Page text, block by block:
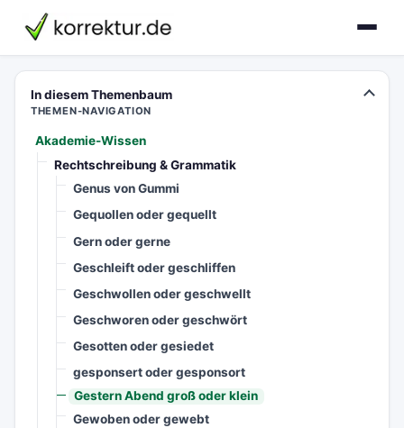
korrektur.de
In diesem Themenbaum
THEMEN-NAVIGATION
Akademie-Wissen
Rechtschreibung & Grammatik
Genus von Gummi
Gequollen oder gequellt
Gern oder gerne
Geschleift oder geschliffen
Geschwollen oder geschwellt
Geschworen oder geschwört
Gesotten oder gesiedet
gesponsert oder gesponsort
Gestern Abend groß oder klein
Gewoben oder gewebt